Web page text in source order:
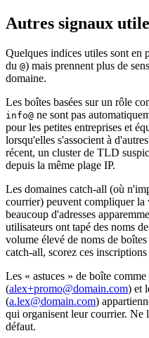
Autres signaux
Quelques indices utiles sont en
du @) mais prennent plus de
domaine.
Les boîtes basées sur un rôle
info@ ne sont pas
pour les petites entreprises et
lorsqu'elles s'associent à
récent, un cluster de TLD
depuis la même plage IP.
Les domaines catch-all (où
courrier) peuvent compliquer
beaucoup d'adresses
utilisateurs ont tapé des noms
volume élevé de noms de
catch-all, scorez ces
Les « astuces » de boîte comme
(alex+promo@domain.com) et
(a.lex@domain.com)
qui organisent leur courrier. Ne
défaut.